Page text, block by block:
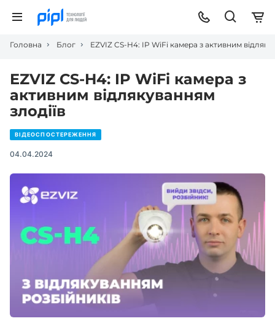
Головна Блог EZVIZ CS-H4: IP WiFi камера з активним
EZVIZ CS-H4: IP WiFi камера з
активним відлякуванням
злодіїв
ВІДЕОСПОСТЕРЕЖЕННЯ
04.04.2024